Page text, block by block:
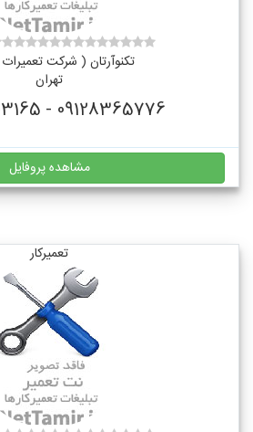
تکنوآرتان ( شرکت تعمیرات
تهران
09128365776 - 09367003165
مشاهده پروفایل
تعمیرکار